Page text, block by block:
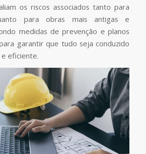
os riscos associados tanto para
para obras mais antigas e
medidas de prevenção e planos
garantir que tudo seja conduzido
eficiente.